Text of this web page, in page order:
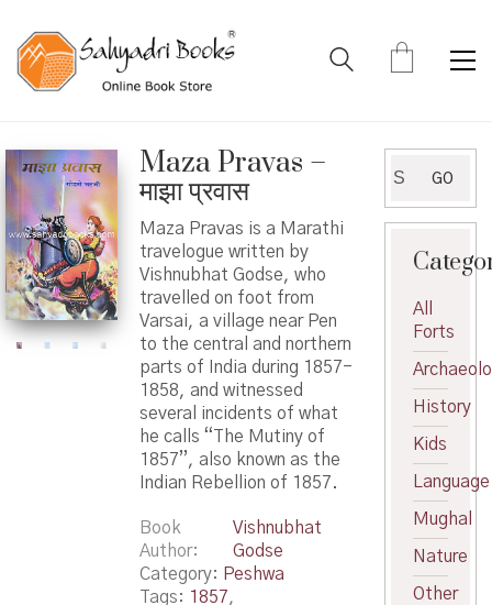
Maza Pravas –
माझा प्रवास
Maza Pravas is a Marathi
travelogue written by
Vishnubhat Godse, who
travelled on foot from
Varsai, a village near Pen
to the central and northern
parts of India during 1857-
1858, and witnessed
several incidents of what
he calls “The Mutiny of
1857”, also known as the
Indian Rebellion of 1857.
Book
Author
Vishnubhat
Godse
Category: Peshwa
Tags: 1857,
for:
GO
All
Forts
History
Kids
Language
Mughal
Nature
Other